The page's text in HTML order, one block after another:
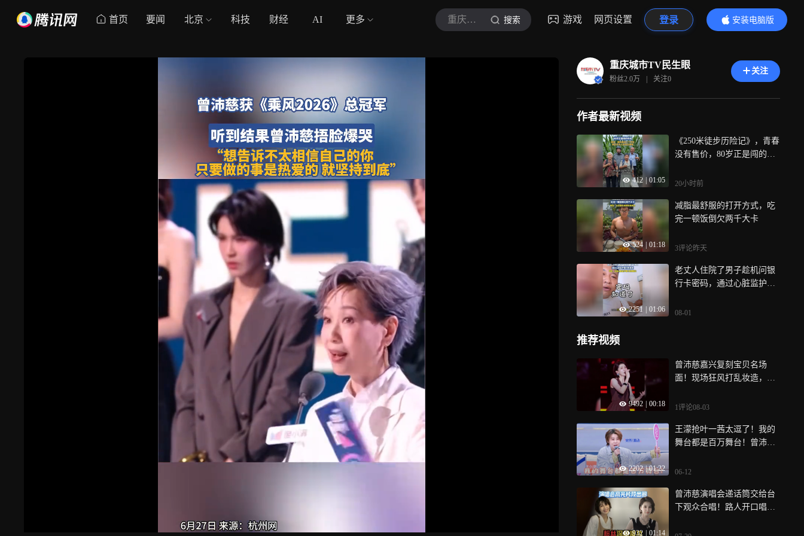
首页 要闻 北京 科技 财经 AI 更多 重庆城市TV民生眼 搜索 游戏 网页设置 登录
安装电脑版
内容更精彩
重庆城市TV民生眼
粉丝2.0万 | 关注0
关注
作者最新视频
412 01:05
《250米徒步历险记》，青春
没有售价，80岁正是闯的年
20小时前
524 01:18
减脂最舒服的打开方式，吃
完一顿饭倒欠两千大卡
3评论昨天
2251 01:06
老丈人住院了男子趁机问银
行卡密码，通过心脏监护器
08-01
推荐视频
9492 00:18
曾沛慈嘉兴复刻宝贝名场
面！现场狂风打乱妆造，整
1评论08-03
2202 | 01:22
王濛抢叶一茜太逗了！我的
舞台都是百万舞台！曾沛
06-12
932 01:14
曾沛慈演唱会递话筒交给台
下观众合唱！路人开口唱功
人员！